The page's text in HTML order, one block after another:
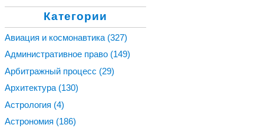
Категории
Авиация и космонавтика (327)
Административное право (149)
Арбитражный процесс (29)
Архитектура (130)
Астрология (4)
Астрономия (186)